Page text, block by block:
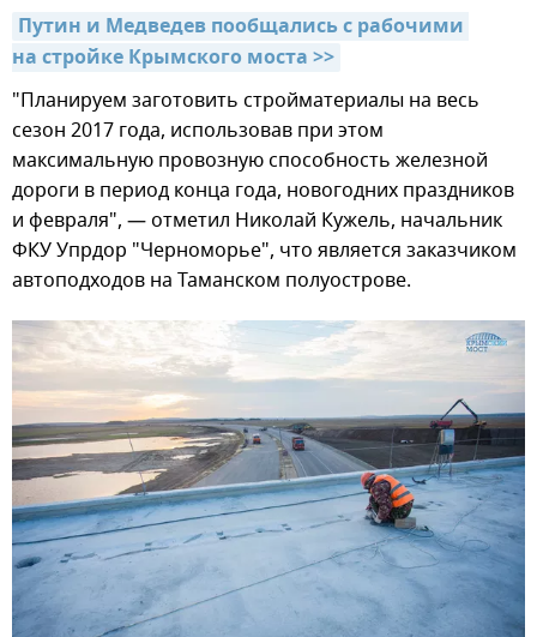
Путин и Медведев пообщались с рабочими
на стройке Крымского моста >>
"Планируем заготовить стройматериалы на весь
сезон 2017 года, использовав при этом
максимальную провозную способность железной
дороги в период конца года, новогодних праздников
и февраля", — отметил Николай Кужель, начальник
ФКУ Упрдор "Черноморье", что является заказчиком
автоподходов на Таманском полуострове.